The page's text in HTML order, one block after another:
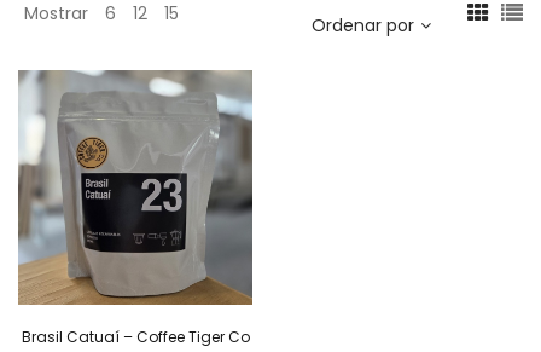
Mostrar 6 12 15 Ordenar por
Brasil Catuaí – Coffee Tiger Co